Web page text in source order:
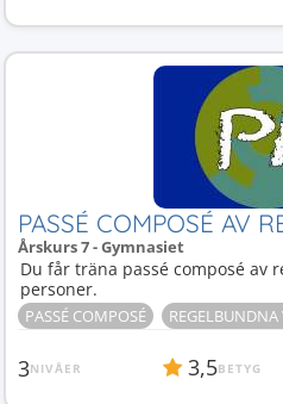
PASSÉ COMPOSÉ AV
Årskurs 7 - Gymnasiet
Du får träna passé composé av
personer.
PASSÉ COMPOSÉ REGELBUNDNA
3NIVÅER 3,5BETYG